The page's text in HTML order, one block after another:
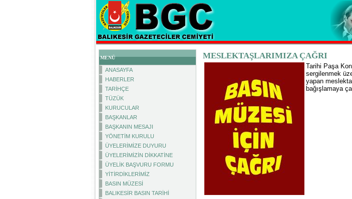
MENÜ
ANASAYFA
HABERLER
TARİHÇE
TÜZÜK
KURUCULAR
BAŞKANLAR
BAŞKANIN MESAJI
YÖNETİM KURULU
ÜYELERİMİZE DUYURU
ÜYELERİMİZİN DİKKATİNE
ÜYELİK BAŞVURU FORMU
YİTİRDİKLERİMİZ
BASIN MÜZESİ
BALIKESİR BASIN TARİHİ
MESLEKTAŞLARIMIZA ÇAĞRI
Tarihi Paşa
sergilenmek
yapan
bağışlamaya